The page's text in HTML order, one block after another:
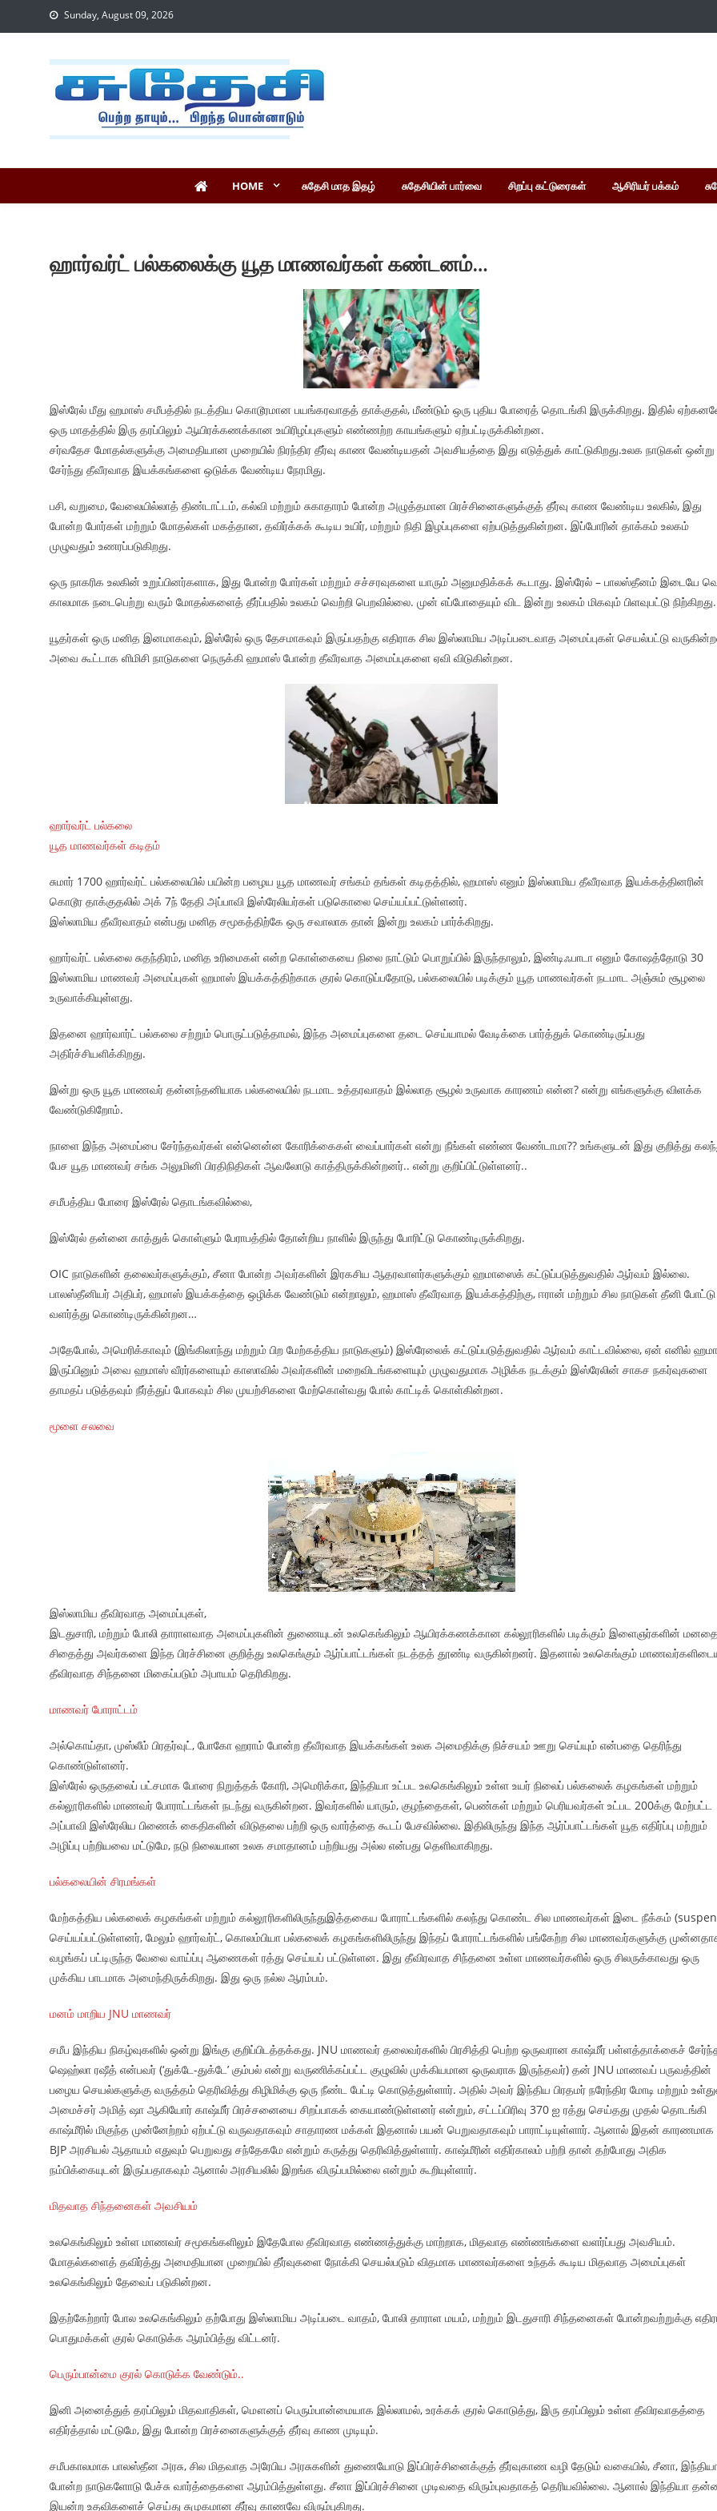
Sunday, August 09, 2026
HOME சுதேசி மாத இதழ் சுதேசியின் பார்வை சிறப்பு கட்டுரைகள் ஆசிரியர் பக்கம்
ஹார்வர்ட் பல்கலைக்கு யூத மாணவர்கள் கண்டனம்…
இஸ்ரேல் மீது ஹமாஸ் சமீபத்தில் நடத்திய கொடூரமான பயங்கரவாதத் தாக்குதல், மீண்டும் ஒரு புதிய போரைத் தொடங்கி இருக்கிறது. இதில்
ஒரு மாதத்தில் இரு தரப்பிலும் ஆயிரக்கணக்கான உயிரிழப்புகளும் எண்ணற்ற காயங்களும் ஏற்பட்டிருக்கின்றன.
சர்வதேச மோதல்களுக்கு அமைதியான முறையில் நிரந்திர தீர்வு காண வேண்டியதன் அவசியத்தை இது எடுத்துக் காட்டுகிறது.உலக நாடுகள் ஒன்று
சேர்ந்து தீவீரவாத இயக்கங்களை ஒடுக்க வேண்டிய நேரமிது.
பசி, வறுமை, வேலையில்லாத் திண்டாட்டம், கல்வி மற்றும் சுகாதாரம் போன்ற அழுத்தமான பிரச்சினைகளுக்குத் தீர்வு காண வேண்டிய உலகில், இது
போன்ற போர்கள் மற்றும் மோதல்கள் மகத்தான, தவிர்க்கக் கூடிய உயிர், மற்றும் நிதி இழப்புகளை ஏற்படுத்துகின்றன. இப்போரின் தாக்கம் உலகம்
முழுவதும் உணரப்படுகிறது.
ஒரு நாகரிக உலகின் உறுப்பினர்களாக, இது போன்ற போர்கள் மற்றும் சச்சரவுகளை யாரும் அனுமதிக்கக் கூடாது. இஸ்ரேல் – பாலஸ்தீனம் இடையே
காலமாக நடைபெற்று வரும் மோதல்களைத் தீர்ப்பதில் உலகம் வெற்றி பெறவில்லை. முன் எப்போதையும் விட இன்று உலகம் மிகவும் பிளவுபட்டு நிற்கிறது.
யூதர்கள் ஒரு மனித இனமாகவும், இஸ்ரேல் ஒரு தேசமாகவும் இருப்பதற்கு எதிராக சில இஸ்லாமிய அடிப்படைவாத அமைப்புகள் செயல்பட்டு
அவை கூட்டாக ளிமிசி நாடுகளை நெருக்கி ஹமாஸ் போன்ற தீவீரவாத அமைப்புகளை ஏவி விடுகின்றன.
ஹார்வர்ட் பல்கலை
யூத மாணவர்கள் கடிதம்
சுமார் 1700 ஹார்வர்ட் பல்கலையில் பயின்ற பழைய யூத மாணவர் சங்கம் தங்கள் கடிதத்தில், ஹமாஸ் எனும் இஸ்லாமிய தீவீரவாத இயக்கத்தினரின்
கொடூர தாக்குதலில் அக் 7ந் தேதி அப்பாவி இஸ்ரேலியர்கள் படுகொலை செய்யப்பட்டுள்ளனர்.
இஸ்லாமிய தீவீரவாதம் என்பது மனித சமூகத்திற்கே ஒரு சவாலாக தான் இன்று உலகம் பார்க்கிறது.
ஹார்வர்ட் பல்கலை சுதந்திரம், மனித உரிமைகள் என்ற கொள்கையை நிலை நாட்டும் பொறுப்பில் இருந்தாலும், இண்டிஃபாடா எனும் கோஷத்தோடு 30
இஸ்லாமிய மாணவர் அமைப்புகள் ஹமாஸ் இயக்கத்திற்காக குரல் கொடுப்பதோடு, பல்கலையில் படிக்கும் யூத மாணவர்கள் நடமாட அஞ்சும் சூழலை
உருவாக்கியுள்ளது.
இதனை ஹார்வார்ட் பல்கலை சற்றும் பொருட்படுத்தாமல், இந்த அமைப்புகளை தடை செய்யாமல் வேடிக்கை பார்த்துக் கொண்டிருப்பது
அதிர்ச்சியளிக்கிறது.
இன்று ஒரு யூத மாணவர் தன்னந்தனியாக பல்கலையில் நடமாட உத்தரவாதம் இல்லாத சூழல் உருவாக காரணம் என்ன? என்று எங்களுக்கு விளக்க
வேண்டுகிறோம்.
நாளை இந்த அமைப்பை சேர்ந்தவர்கள் என்னென்ன கோரிக்கைகள் வைப்பார்கள் என்று நீங்கள் எண்ண வேண்டாமா?? உங்களுடன் இது குறித்து
பேச யூத மாணவர் சங்க அலுமினி பிரதிநிதிகள் ஆவலோடு காத்திருக்கின்றனர்.. என்று குறிப்பிட்டுள்ளனர்..
சமீபத்திய போரை இஸ்ரேல் தொடங்கவில்லை,
இஸ்ரேல் தன்னை காத்துக் கொள்ளும் பேராபத்தில் தோன்றிய நாளில் இருந்து போரிட்டு கொண்டிருக்கிறது.
OIC நாடுகளின் தலைவர்களுக்கும், சீனா போன்ற அவர்களின் இரகசிய ஆதரவாளர்களுக்கும் ஹமாஸைக் கட்டுப்படுத்துவதில் ஆர்வம் இல்லை.
பாலஸ்தீனியர் அதிபர், ஹமாஸ் இயக்கத்தை ஒழிக்க வேண்டும் என்றாலும், ஹமாஸ் தீவீரவாத இயக்கத்திற்கு, ஈரான் மற்றும் சில நாடுகள் தீனி போட்டு
வளர்த்து கொண்டிருக்கின்றன…
அதேபோல், அமெரிக்காவும் (இங்கிலாந்து மற்றும் பிற மேற்கத்திய நாடுகளும்) இஸ்ரேலைக் கட்டுப்படுத்துவதில் ஆர்வம் காட்டவில்லை, ஏன் எனில்
இருப்பினும் அவை ஹமாஸ் வீரர்களையும் காஸாவில் அவர்களின் மறைவிடங்களையும் முழுவதுமாக அழிக்க நடக்கும் இஸ்ரேலின் சாகச நகர்வுகளை
தாமதப் படுத்தவும் நீர்த்துப் போகவும் சில முயற்சிகளை மேற்கொள்வது போல் காட்டிக் கொள்கின்றன.
மூளை சலவை
இஸ்லாமிய தீவிரவாத அமைப்புகள்,
இடதுசாரி, மற்றும் போலி தாராளவாத அமைப்புகளின் துணையுடன் உலகெங்கிலும் ஆயிரக்கணக்கான கல்லூரிகளில் படிக்கும் இளைஞர்களின்
சிதைத்து அவர்களை இந்த பிரச்சினை குறித்து உலகெங்கும் ஆர்ப்பாட்டங்கள் நடத்தத் தூண்டி வருகின்றனர். இதனால் உலகெங்கும்
தீவிரவாத சிந்தனை மிகைப்படும் அபாயம் தெரிகிறது.
மாணவர் போராட்டம்
அல்கொய்தா, முஸ்லீம் பிரதர்வுட், போகோ ஹராம் போன்ற தீவீரவாத இயக்கங்கள் உலக அமைதிக்கு நிச்சயம் ஊறு செய்யும் என்பதை தெரிந்து
கொண்டுள்ளனர்.
இஸ்ரேல் ஒருதலைப் பட்சமாக போரை நிறுத்தக் கோரி, அமெரிக்கா, இந்தியா உட்பட உலகெங்கிலும் உள்ள உயர் நிலைப் பல்கலைக் கழகங்கள் மற்றும்
கல்லூரிகளில் மாணவர் போராட்டங்கள் நடந்து வருகின்றன. இவர்களில் யாரும், குழந்தைகள், பெண்கள் மற்றும் பெரியவர்கள் உட்பட 200க்கு மேற்பட்ட
அப்பாவி இஸ்ரேலிய பிணைக் கைதிகளின் விடுதலை பற்றி ஒரு வார்த்தை கூடப் பேசவில்லை. இதிலிருந்து இந்த ஆர்ப்பாட்டங்கள் யூத எதிர்ப்பு மற்றும்
அழிப்பு பற்றியவை மட்டுமே, நடு நிலையான உலக சமாதானம் பற்றியது அல்ல என்பது தெளிவாகிறது.
பல்கலையின் சிரமங்கள்
மேற்கத்திய பல்கலைக் கழகங்கள் மற்றும் கல்லூரிகளிலிருந்துஇத்தகைய போராட்டங்களில் கலந்து கொண்ட சில மாணவர்கள் இடை நீக்கம்
செய்யப்பட்டுள்ளனர், மேலும் ஹார்வர்ட், கொலம்பியா பல்கலைக் கழகங்களிலிருந்து இந்தப் போராட்டங்களில் பங்கேற்ற சில மாணவர்களுக்கு
வழங்கப் பட்டிருந்த வேலை வாய்ப்பு ஆணைகள் ரத்து செய்யப் பட்டுள்ளன. இது தீவிரவாத சிந்தனை உள்ள மாணவர்களில் ஒரு சிலருக்காவது ஒரு
முக்கிய பாடமாக அமைந்திருக்கிறது. இது ஒரு நல்ல ஆரம்பம்.
மனம் மாறிய JNU மாணவர்
சமீப இந்திய நிகழ்வுகளில் ஒன்று இங்கு குறிப்பிடத்தக்கது. JNU மாணவர் தலைவர்களில் பிரசித்தி பெற்ற ஒருவரான காஷ்மீர் பள்ளத்தாக்கைச்
ஷெஹ்லா ரஷீத் என்பவர் (‘துக்டே-துக்டே’ கும்பல் என்று வருணிக்கப்பட்ட குழுவில் முக்கியமான ஒருவராக இருந்தவர்) தன் JNU மாணவப் பருவத்தின்
பழைய செயல்களுக்கு வருத்தம் தெரிவித்து கிழிமிக்கு ஒரு நீண்ட பேட்டி கொடுத்துள்ளார். அதில் அவர் இந்திய பிரதமர் நரேந்திர மோடி மற்றும்
அமைச்சர் அமித் ஷா ஆகியோர் காஷ்மீர் பிரச்சனையை சிறப்பாகக் கையாண்டுள்ளனர் என்றும், சட்டப்பிரிவு 370 ஐ ரத்து செய்தது முதல் தொடங்கி
காஷ்மீரில் மிகுந்த முன்னேற்றம் ஏற்பட்டு வருவதாகவும் சாதாரண மக்கள் இதனால் பயன் பெறுவதாகவும் பாராட்டியுள்ளார். ஆனால் இதன் காரணமாக
BJP அரசியல் ஆதாயம் எதுவும் பெறுவது சந்தேகமே என்றும் கருத்து தெரிவித்துள்ளார். காஷ்மீரின் எதிர்காலம் பற்றி தான் தற்போது அதிக
நம்பிக்கையுடன் இருப்பதாகவும் ஆனால் அரசியலில் இறங்க விருப்பமில்லை என்றும் கூறியுள்ளார்.
மிதவாத சிந்தனைகள் அவசியம்
உலகெங்கிலும் உள்ள மாணவர் சமூகங்களிலும் இதேபோல தீவிரவாத எண்ணத்துக்கு மாற்றாக, மிதவாத எண்ணங்களை வளர்ப்பது அவசியம்.
மோதல்களைத் தவிர்த்து அமைதியான முறையில் தீர்வுகளை நோக்கி செயல்படும் விதமாக மாணவர்களை உந்தக் கூடிய மிதவாத அமைப்புகள்
உலகெங்கிலும் தேவைப் படுகின்றன.
இதற்கேற்றார் போல உலகெங்கிலும் தற்போது இஸ்லாமிய அடிப்படை வாதம், போலி தாராள மயம், மற்றும் இடதுசாரி சிந்தனைகள் போன்றவற்றுக்கு
பொதுமக்கள் குரல் கொடுக்க ஆரம்பித்து விட்டனர்.
பெரும்பான்மை குரல் கொடுக்க வேண்டும்..
இனி அனைத்துத் தரப்பிலும் மிதவாதிகள், மௌனப் பெரும்பான்மையாக இல்லாமல், உரக்கக் குரல் கொடுத்து, இரு தரப்பிலும் உள்ள தீவிரவாதத்தை
எதிர்த்தால் மட்டுமே, இது போன்ற பிரச்னைகளுக்குத் தீர்வு காண முடியும்.
சமீபகாலமாக பாலஸ்தீன அரசு, சில மிதவாத அரேபிய அரசுகளின் துணையோடு இப்பிரச்சினைக்குத் தீர்வுகாண வழி தேடும் வகையில், சீனா,
போன்ற நாடுகளோடு பேச்சு வார்த்தைகளை ஆரம்பித்துள்ளது. சீனா இப்பிரச்சினை முடிவதை விரும்புவதாகத் தெரியவில்லை. ஆனால் இந்தியா
இயன்ற உதவிகளைச் செய்து சுமுகமான தீர்வு காணவே விரும்புகிறது.